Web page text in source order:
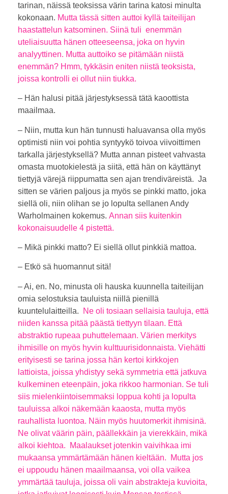
tarinan, näissä teoksissa värin tarina katosi minulta
kokonaan. Mutta tässä sitten auttoi kyllä taiteilijan
haastattelun katsominen. Siinä tuli enemmän
uteliaisuutta hänen otteeseensa, joka on hyvin
analyyttinen. Mutta auttoiko se pitämään niistä
enemmän? Hmm, tykkäsin eniten niistä teoksista,
joissa kontrolli ei ollut niin tiukka.
– Hän halusi pitää järjestyksessä tätä kaoottista
maailmaa.
– Niin, mutta kun hän tunnusti haluavansa olla myös
optimisti niin voi pohtia syntyykö toivoa viivoittimen
tarkalla järjestyksellä? Mutta annan pisteet vahvasta
omasta muotokielestä ja siitä, että hän on käyttänyt
tiettyjä värejä riippumatta sen ajan trendiväreistä. Ja
sitten se värien paljous ja myös se pinkki matto, joka
siellä oli, niin olihan se jo lopulta sellanen Andy
Warholmainen kokemus. Annan siis kuitenkin
kokonaisuudelle 4 pistettä.
– Mikä pinkki matto? Ei siellä ollut pinkkiä mattoa.
– Etkö sä huomannut sitä!
– Ai, en. No, minusta oli hauska kuunnella taiteilijan
omia selostuksia tauluista niillä pienillä
kuuntelulaitteilla.
Ne oli tosiaan sellaisia tauluja, että
niiden kanssa pitää päästä tiettyyn tilaan. Että
abstraktio rupeaa puhuttelemaan. Värien merkitys
ihmisille on myös hyvin kulttuurisidonnaista. Viehätti
erityisesti se tarina jossa hän kertoi kirkkojen
lattioista, joissa yhdistyy sekä symmetria että jatkuva
kulkeminen eteenpäin, joka rikkoo harmonian. Se tuli
siis mielenkiintoisemmaksi loppua kohti ja lopulta
tauluissa alkoi näkemään kaaosta, mutta myös
rauhallista luontoa. Näin myös huutomerkit ihmisinä.
Ne olivat väärin päin, päällekkäin ja vierekkäin, mikä
alkoi kiehtoa. Maalaukset jotenkin vaivihkaa imi
mukaansa ymmärtämään hänen kieltään.
Mutta jos
ei uppoudu hänen maailmaansa, voi olla vaikea
ymmärtää tauluja, joissa oli vain abstrakteja kuvioita,